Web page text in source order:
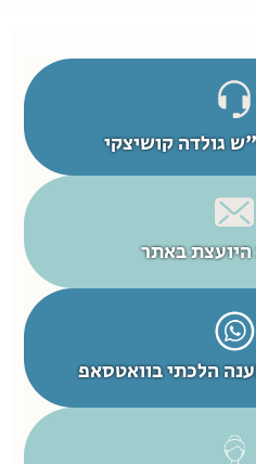
גולדה קושיצקי
באתר
הלכתי בוואטסאפ